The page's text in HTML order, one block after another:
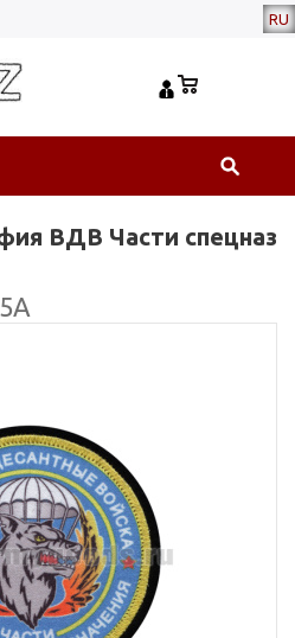
RU
ВДВ Части спецназ